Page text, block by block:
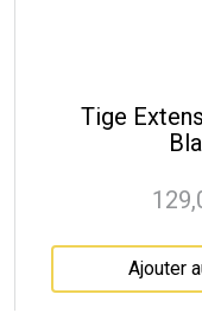
Tige
Ajouter